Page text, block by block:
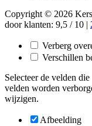
Copyright © 2026
door klanten: 9,5 / 10 |
Verberg
Verschillen
Selecteer de velden
velden worden
wijzigen.
Afbeelding